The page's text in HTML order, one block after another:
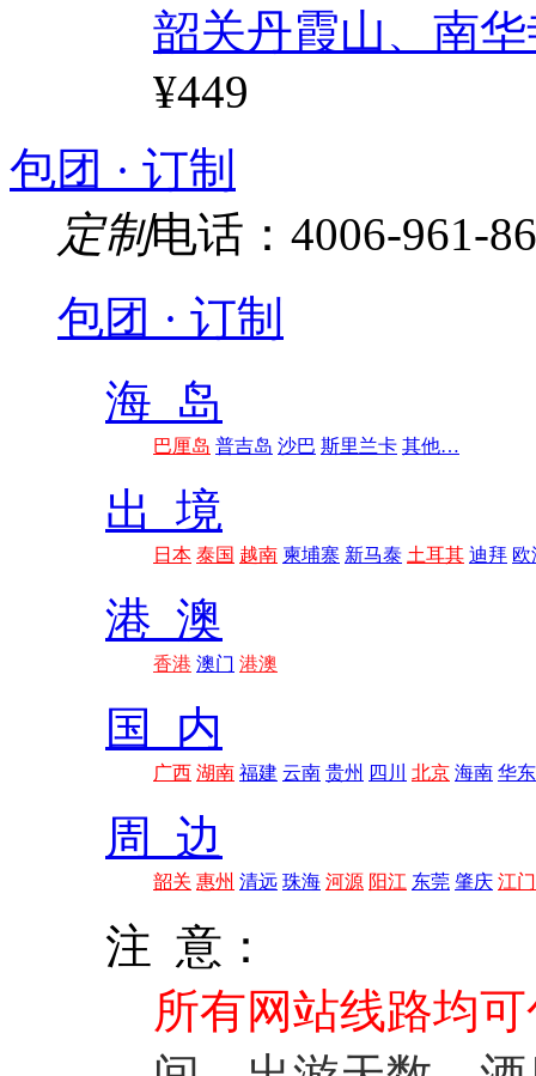
韶关丹霞山、南
¥449
包团 · 订制
定制电话：4006-961-
包团 · 订制
海 岛
巴厘岛 普吉岛 沙巴 斯里兰卡 其他…
出 境
日本 泰国 越南 柬埔寨 新马泰 土耳其 迪拜 欧
港 澳
香港 澳门 港澳
国 内
广西 湖南 福建 云南 贵州 四川 北京 海南 华东
周 边
韶关 惠州 清远 珠海 河源 阳江 东莞 肇庆 江门
注 意：
所有网站线路均